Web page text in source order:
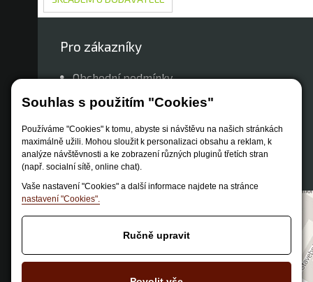
Souhlas s použitím "Cookies"
Používáme "Cookies" k tomu, abyste si návštěvu na našich stránkách
maximálně užili. Mohou sloužit k personalizaci obsahu a reklam, k
analýze návštěvnosti a ke zobrazení různých pluginů třetích stran
(např. socialní sítě, online chat).
Vaše nastavení "Cookies" a další informace najdete na stránce
nastavení "Cookies".
Ručně upravit
Pro zákazníky
Obchodní podmínky
Způsob dopravy
Reklamační řád
Nastavení soukromí